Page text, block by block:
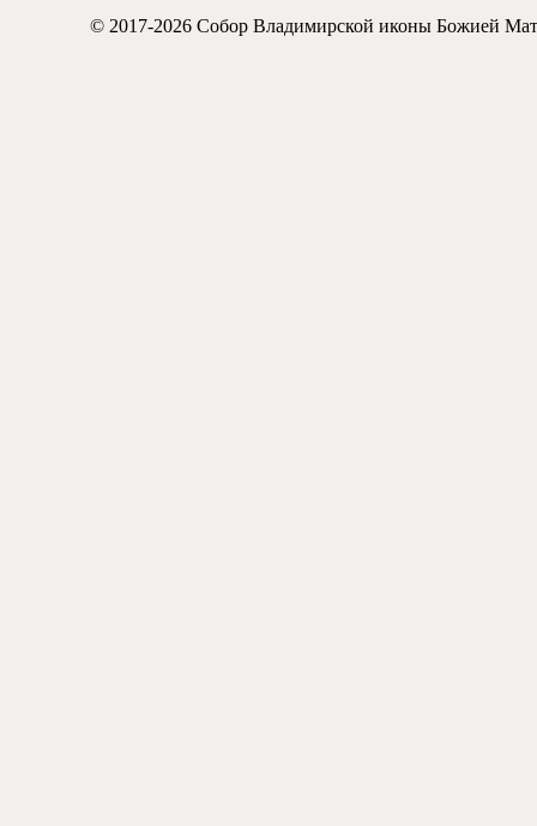
© 2017-2026 Собор Владимирской иконы Божией